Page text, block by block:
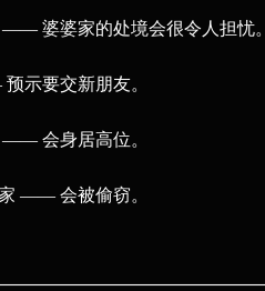
—— 婆婆家的处境会很令人担忧。
示要交新朋友。
—— 会身居高位。
—— 会被偷窃。